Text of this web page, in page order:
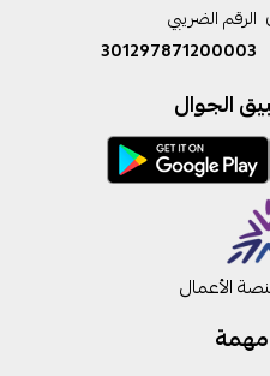
مهمة
الرقم الضريبي
301297871200003
الجوال
الأعمال